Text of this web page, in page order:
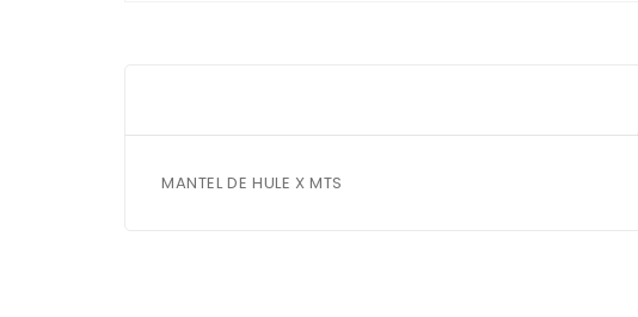
MANTEL DE HULE X MTS